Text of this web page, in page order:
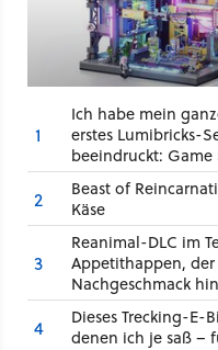
1
Ich habe mein
erstes Lumibricks-
beeindruckt: Game
2
Beast of
Käse
3
Reanimal-DLC im
Appetithappen,
Nachgeschmack
4
Dieses Trecking-E-
denen ich je saß –